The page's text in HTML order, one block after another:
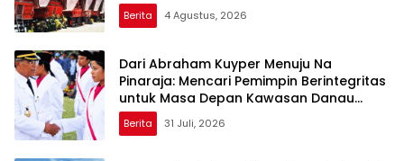
Berita 4 Agustus, 2026
Dari Abraham Kuyper Menuju Na
Pinaraja: Mencari Pemimpin Berintegritas
untuk Masa Depan Kawasan Danau
Toba
Berita 31 Juli, 2026